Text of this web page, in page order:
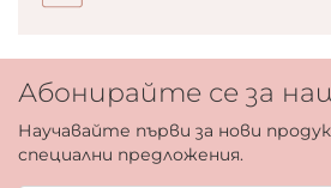
Абонирайте се за
Научавайте първи за нови
специални предложения.